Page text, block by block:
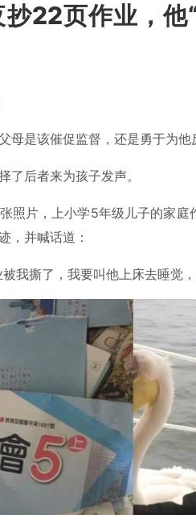
22页作业，他
母是该催促监督，还是勇于为他
了后者来为孩子发声。
照片，上小学5年级儿子的家
，并喊话道：
我撕了，我要叫他上床去睡觉